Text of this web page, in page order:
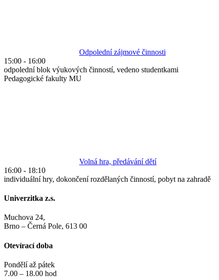
Odpolední zájmové činnosti
15:00 - 16:00
odpolední blok výukových činností, vedeno studentkami
Pedagogické fakulty MU
Volná hra, předávání dětí
16:00 - 18:10
individuální hry, dokončení rozdělaných činností, pobyt na zahradě
Univerzitka z.s.
Muchova 24,
Brno – Černá Pole, 613 00
Otevírací doba
Pondělí až pátek
7.00 – 18.00 hod